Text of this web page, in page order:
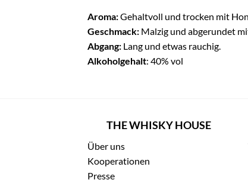
Aroma:Gehaltvoll und trocken mit
Geschmack: Malzig und abgerundet
Abgang: Lang und etwas rauchig.
Alkoholgehalt: 40% vol
THE WHISKY HOUSE
Über uns
Kooperationen
Presse